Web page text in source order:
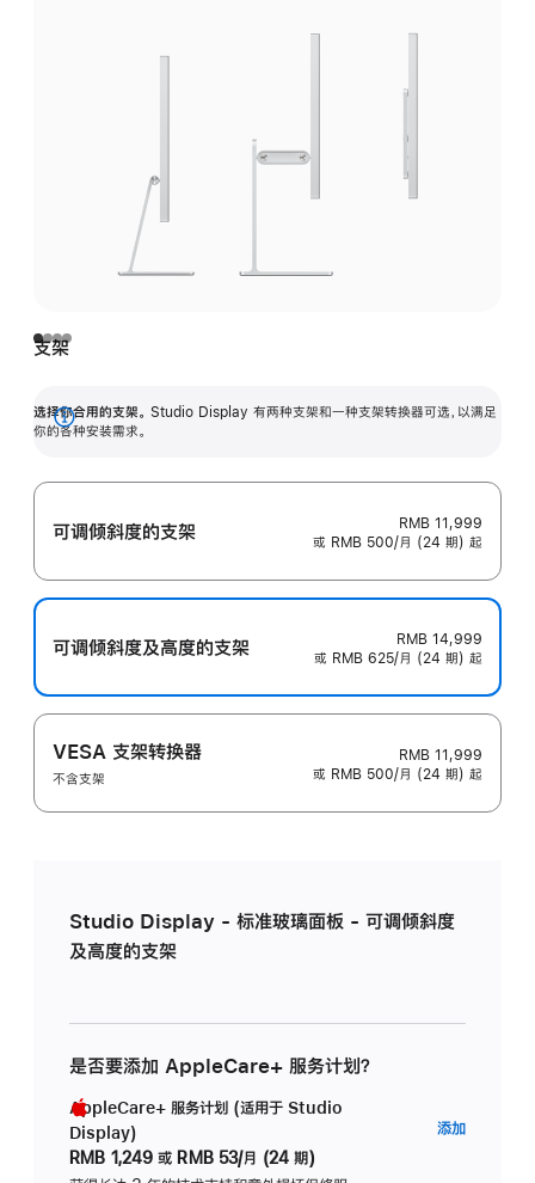
支架
选择你合用的支架。 Studio Display 有两种支架和一种支架转换器可选，以满足
你的各种安装需求。
展
可调倾斜度的支架
RMB 11,999
或 RMB 500/月 (24 期) 起
可调倾斜度及高‍度的支‍架
RMB 14,999
或 RMB 625/月 (24 期) 起
VESA 支架转换器
不含支架
RMB 11,999
或 RMB 500/月 (24 期) 起
Studio Display - 标准玻璃面板 - 可调倾斜度
及高度的支架
是否要添加 AppleCare+ 服务计划？
AppleCare+ 服务计划 (适用于 Studio
Display)
RMB 1,249 或 RMB 53/月 (24 期)
添加